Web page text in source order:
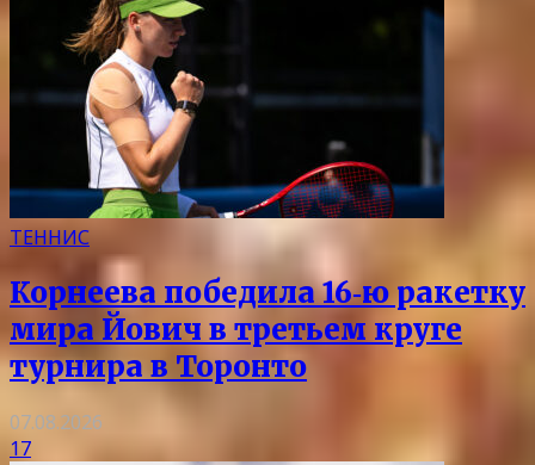
ТЕННИС
Корнеева победила 16‑ю ракетку
мира Йович в третьем круге
турнира в Торонто
07.08.2026
17